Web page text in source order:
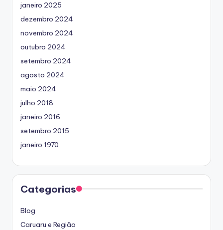
janeiro 2025
dezembro 2024
novembro 2024
outubro 2024
setembro 2024
agosto 2024
maio 2024
julho 2018
janeiro 2016
setembro 2015
janeiro 1970
Categorias
Blog
Caruaru e Região